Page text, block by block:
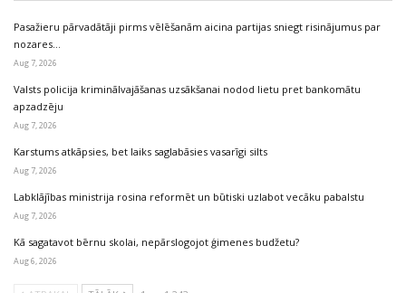
Pasažieru pārvadātāji pirms vēlēšanām aicina partijas sniegt risinājumus par
nozares…
Aug 7, 2026
Valsts policija kriminālvajāšanas uzsākšanai nodod lietu pret bankomātu
apzadzēju
Aug 7, 2026
Karstums atkāpsies, bet laiks saglabāsies vasarīgi silts
Aug 7, 2026
Labklājības ministrija rosina reformēt un būtiski uzlabot vecāku pabalstu
Aug 7, 2026
Kā sagatavot bērnu skolai, nepārslogojot ģimenes budžetu?
Aug 6, 2026